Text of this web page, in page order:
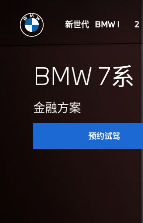
新世代 BMW i 2
BMW 7系
金融方案
预约试驾